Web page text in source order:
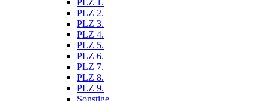
PLZ 1.
PLZ 2.
PLZ 3.
PLZ 4.
PLZ 5.
PLZ 6.
PLZ 7.
PLZ 8.
PLZ 9.
Sonstige